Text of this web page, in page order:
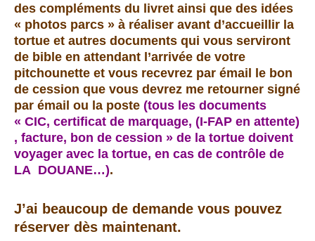
des compléments du livret ainsi que des idées
« photos parcs » à réaliser avant d’accueillir la
tortue et autres documents qui vous serviront
de bible en attendant l’arrivée de votre
pitchounette et vous recevrez par émail le bon
de cession que vous devrez me retourner signé
par émail ou la poste (tous les documents
« CIC, certificat de marquage, (I-FAP en attente)
, facture, bon de cession » de la tortue doivent
voyager avec la tortue, en cas de contrôle de
LA DOUANE…).
J’ai beaucoup de demande vous pouvez
réserver dès maintenant.